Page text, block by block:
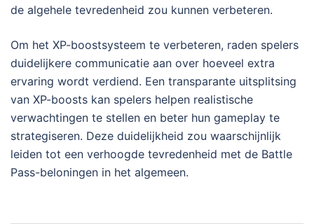
de algehele tevredenheid zou kunnen verbeteren.
Om het XP-boostsysteem te verbeteren, raden spelers
duidelijkere communicatie aan over hoeveel extra
ervaring wordt verdiend. Een transparante uitsplitsing
van XP-boosts kan spelers helpen realistische
verwachtingen te stellen en beter hun gameplay te
strategiseren. Deze duidelijkheid zou waarschijnlijk
leiden tot een verhoogde tevredenheid met de Battle
Pass-beloningen in het algemeen.